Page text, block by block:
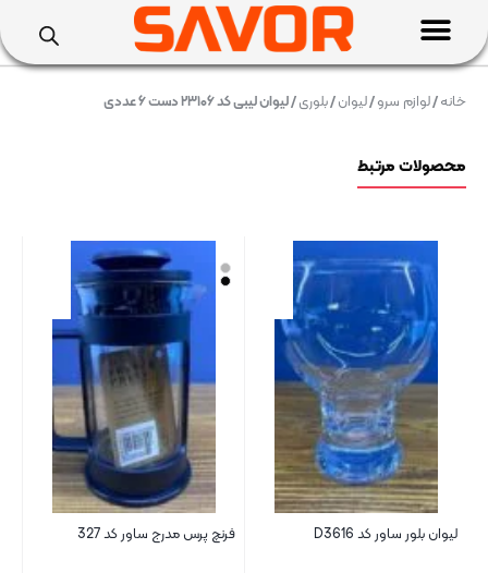
خانه/لوازم سرو/لیوان/بلوری/ لیوان لیبی کد ۲۳۱۰۶ دست ۶ عددی
محصولات مرتبط
لیوان بلور ساور کد D3616 فرنچ پرس مدرج ساور کد 327